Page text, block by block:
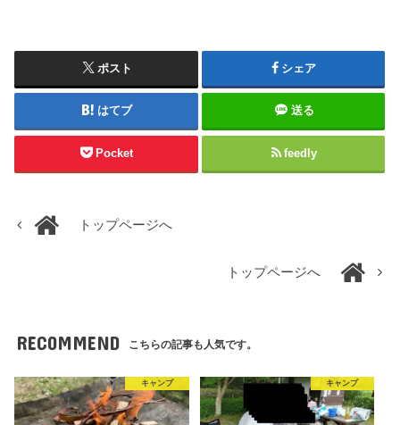
ポスト シェア
はてブ 送る
Pocket feedly
トップページへ
トップページへ
RECOMMEND こちらの記事も人気です。
キャンプ キャンプ